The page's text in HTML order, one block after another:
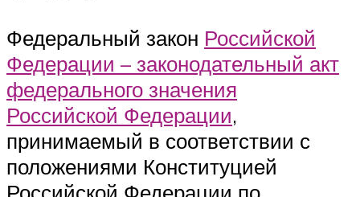
Федеральный закон Российской
Федерации – законодательный акт
федерального значения
Российской Федерации,
принимаемый в соответствии с
положениями Конституцией
Российской Федерации по